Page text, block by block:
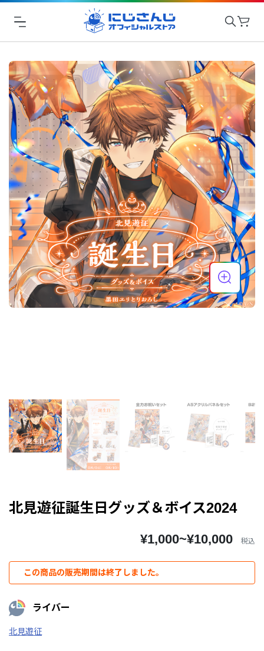
北見遊征誕生日グッズ＆ボイス2024
¥1,000~¥10,000 税込
この商品の販売期間は終了しました。
ライバー
北見遊征